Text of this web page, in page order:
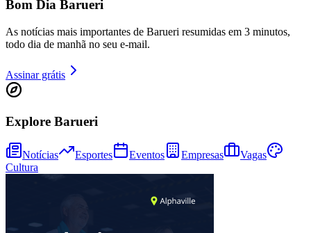
Bom Dia Barueri
As notícias mais importantes de Barueri resumidas em 3 minutos,
todo dia de manhã no seu e-mail.
Assinar grátis
Explore Barueri
Notícias Esportes Eventos Empresas
Vagas
Cultura